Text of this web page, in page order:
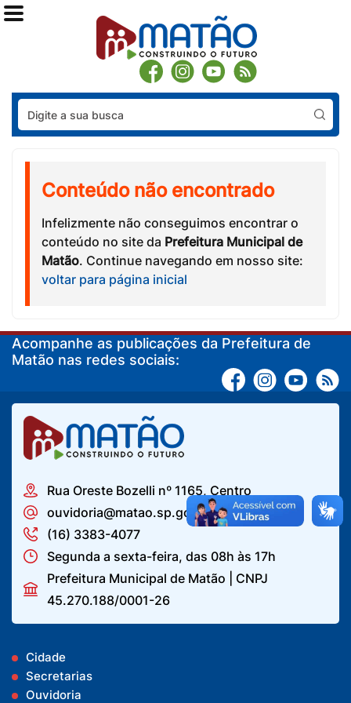
Conteúdo não encontrado
Infelizmente não conseguimos encontrar o
conteúdo no site da Prefeitura Municipal de
Matão. Continue navegando em nosso site:
voltar para página inicial
Acompanhe as publicações da Prefeitura de
Matão nas redes sociais:
Rua Oreste Bozelli nº 1165, Centro
ouvidoria@matao.sp.gov.br
(16) 3383-4077
Segunda a sexta-feira, das 08h às 17h
Prefeitura Municipal de Matão | CNPJ
45.270.188/0001-26
Cidade
Secretarias
Ouvidoria